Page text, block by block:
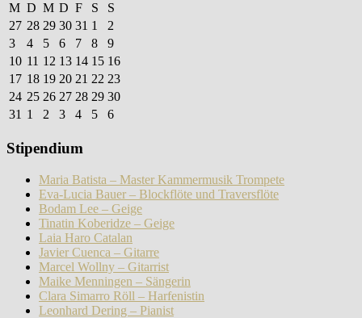
M D M D F S
S
27 28 29 30 31 1
2
3
4 5 6 7 8
9
10 11 12 13 14 15 16
17 18 19 20 21 22 23
24 25 26 27 28 29 30
31 1 2 3 4 5 6
Stipendium
Maria Batista – Master Kammermusik Trompete
Eva-Lucia Bauer – Blockflöte und Traversflöte
Bodam Lee – Geige
Tinatin Koberidze – Geige
Laia Haro Catalan
Javier Cuenca – Gitarre
Marcel Wollny – Gitarrist
Maike Menningen – Sängerin
Clara Simarro Röll – Harfenistin
Leonhard Dering – Pianist